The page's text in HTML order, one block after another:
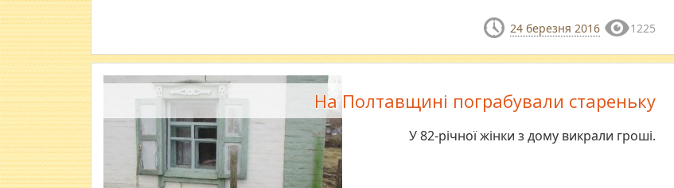
24 березня 2016 1225
На Полтавщині пограбували стареньку
У 82-річної жінки з дому викрали гроші.